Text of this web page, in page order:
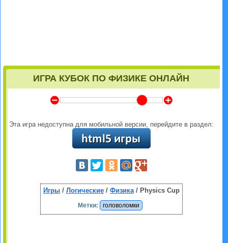
ИГРА КУБОК ПО ФИЗИКЕ ОНЛАЙН
Y Z
Эта игра недоступна для мобильной версии, перейдите в раздел:
Игры/ Логические/ Физика/ Physics Cup
Метки: головоломки